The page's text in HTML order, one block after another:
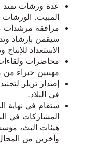
عدة ورشات تمتد
المبيت. الورشات
مرافقة مرشدات
سيقمن بإرشاد
الاستعداد للإنتاج
محاضرات
مهنيين خبراء من
إصدار تريلر
في البلاد.
المشاركات في
هيئات البث،
وآخرين من